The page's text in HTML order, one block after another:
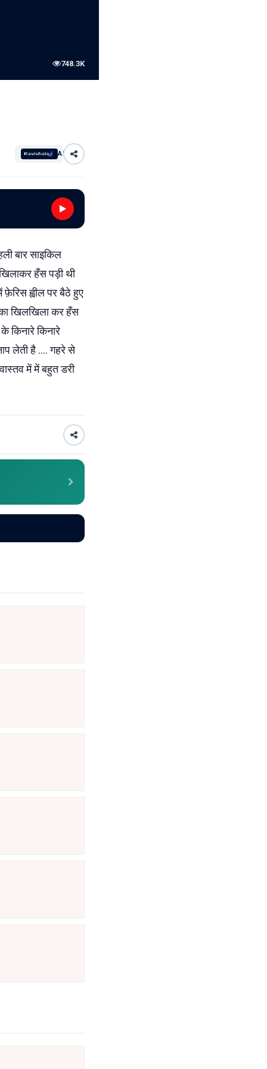
748.3K
AI
बार साइकिल
हँस पड़ी थी
फ़ेरिस ह्वील पर बैठे हुए
खिलखिला कर हँस
किनारे किनारे
लेती है .... गहरे से
में में बहुत डरी